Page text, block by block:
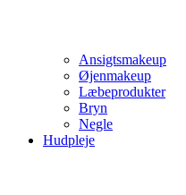
Ansigtsmakeup
Øjenmakeup
Læbeprodukter
Bryn
Negle
Hudpleje